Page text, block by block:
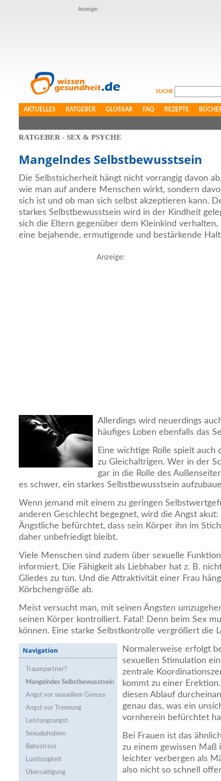
Anzeige:
SUCHE
AKTUELLES RATGEBER GLOSSAR FAQ REZEPTE
RATGEBER - SEX & PSYCHE
Mangelndes Selbstbewusstsein
Die Selbstsicherheit hängt nicht vorrangig davon
wie man auf andere Menschen wirkt, sondern
sich ist und ob man sich selbst akzeptieren kann.
starkes Selbstbewusstsein wird in der Kindheit
sich die Eltern gegenüber dem Kleinkind
eine bejahende, ermutigende und bestärkende
Anzeige:
Allerdings wird neuerdings
häufiges Loben ebenfalls das
Eine wichtige Rolle spielt auch
zu Gleichaltrigen. Wer in der
gar in die Rolle des
es schwer, ein starkes Selbstbewusstsein
Wenn jemand mit einem zu geringen
anderen Geschlecht begegnet, wird die Angst
Ängstliche befürchtet, dass sein Körper ihn im
daher unbefriedigt bleibt.
Viele Menschen sind zudem über sexuelle
informiert. Die Fähigkeit als Liebhaber hat z. B.
Gliedes zu tun. Und die Attraktivität einer Frau
Körbchengröße ab.
Meist versucht man, mit seinen Ängsten
seinen Körper kontrolliert. Fatal! Denn beim Sex
können. Eine starke Selbstkontrolle vergrößert die
Navigation
Traumpartner?
Mangelndes Selbstbewusstsein
Angst vor sexuellem Genuss
Angst vor Trennung
Leistungsangst
Sexualphobien
Babystress
Lustlosigkeit
Übersättigung
Normalerweise erfolgt
sexuellen Stimulation
zentrale
kommt zu einer
diesen Ablauf
genau das, was ein
vornherein befürchtet
Bei Frauen ist das
zu einem gewissen Maß
leichter verbergen als
also nicht so schnell